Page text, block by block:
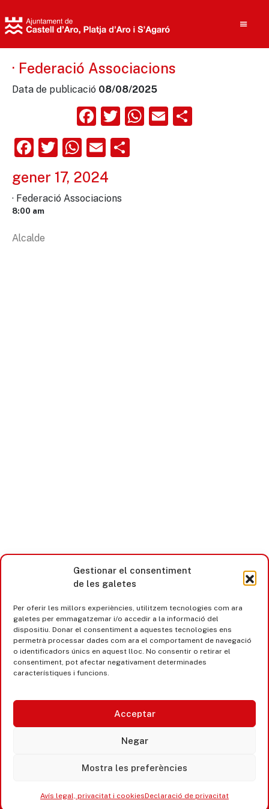
Gestionar el consentiment
de les galetes
Per oferir les millors experiències, utilitzem tecnologies com ara
galetes per emmagatzemar i/o accedir a la informació del
dispositiu. Donar el consentiment a aquestes tecnologies ens
permetrà processar dades com ara el comportament de navegació
o identificadors únics en aquest lloc. No consentir o retirar el
consentiment, pot afectar negativament determinades
característiques i funcions.
Acceptar
Negar
Mostra les preferències
Avís legal, privacitat i cookiesDeclaració de privacitat
· Federació Associacions
Data de publicació 08/08/2025
Facebook
Twitter
WhatsApp
Email
Facebook
Twitter
WhatsApp
Email
gener 17, 2024
· Federació Associacions
8:00 am
Alcalde
Castell d’Aro · Platja d’Aro · S’Agaró
365 www.platjadaro